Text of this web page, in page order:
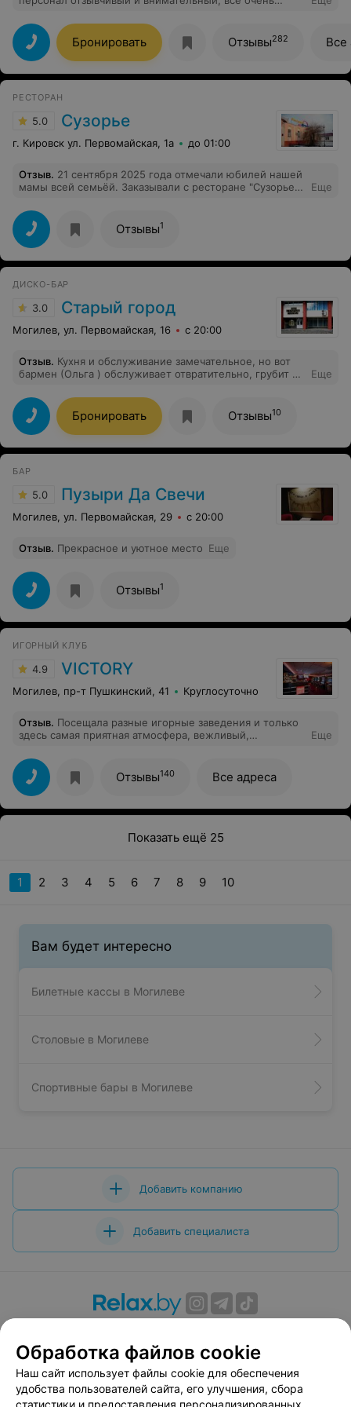
Бронировать Отзывы282 Все
РЕСТОРАН
5.0 Сузорье
г. Кировск ул. Первомайская, 1а до 01:00
Отзыв. 21 сентября 2025 года отмечали юбилей нашей
мамы всей семьёй. Заказывали с ресторане "Сузорье "
довольны, подобранным меню, обслуживанием,
участием персонала! Желаем так держать уровень
обслуживания, вводить новые блюда и быть
красивыми и здоровыми!
Еще
Отзывы1
ДИСКО-БАР
3.0 Старый город
Могилев, ул. Первомайская, 16 с 20:00
Отзыв. Кухня и обслуживание замечательное, но вот
бармен (Ольга ) обслуживает отвратительно, грубит и
видите ли мешает шум, сразу же наорала и попросила
охрану убрать нас и вовсе с данного заведения. В
общем заведение не плохое, но всё настроение и
позитив испортила администратор-бармен.
Еще
Бронировать Отзывы10
БАР
5.0 Пузыри Да Свечи
Могилев, ул. Первомайская, 29 с 20:00
Отзыв. Прекрасное и уютное место Еще
Отзывы1
ИГОРНЫЙ КЛУБ
4.9 VICTORY
Могилев, пр-т Пушкинский, 41 Круглосуточно
Отзыв. Посещала разные игорные заведения и только
здесь самая приятная атмосфера, вежливый,
выбор аппаратов, разнообразие игр. Джекпоты,
розыгрыши, все очень интересно. Рекомендую к
посещению!
Еще
Отзывы140 Все адреса
Показать ещё 25
1 2 3 4 5 6 7 8 9 10
Вам будет интересно
Билетные кассы в Могилеве
Столовые в Могилеве
Спортивные бары в Могилеве
Добавить компанию
Добавить специалиста
Вакансии
Публичный договор
Способы оплаты
Публичный договор по использованию сервиса
«Афиша»
Обработка файлов cookie
Наш сайт использует файлы cookie для обеспечения
удобства пользователей сайта, его улучшения, сбора
статистики и предоставления персонализированных